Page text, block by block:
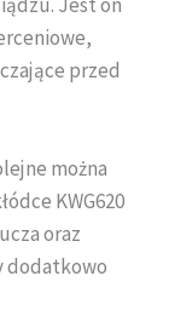
przed
można
KWG620
oraz
dodatkowo